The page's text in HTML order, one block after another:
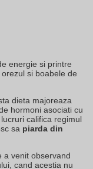
energie si printre
si boabele de
dieta majoreaza
hormoni asociati cu
califica regimul
sa piarda din
a venit observand
cand acestia nu